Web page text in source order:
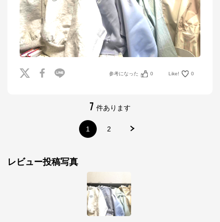
参考になった 0 Like! 0
7 件あります
1 2
レビュー投稿写真
ナルミヤオンライン
※外部サイトが開きます
ナルミヤオンラインからのコメント
ナルミヤオンライン公式通販ショップ。人気子供服メ
ゾピアノ、プティマイン、ラブトキシック、アナスイ
ミニ等、全ブランド、全商品をご覧いただけます。